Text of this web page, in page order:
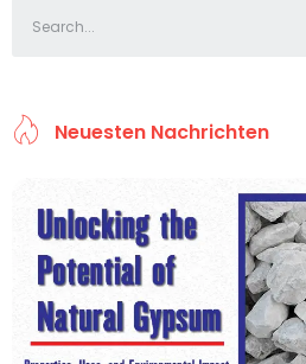
Neuesten Nachrichten